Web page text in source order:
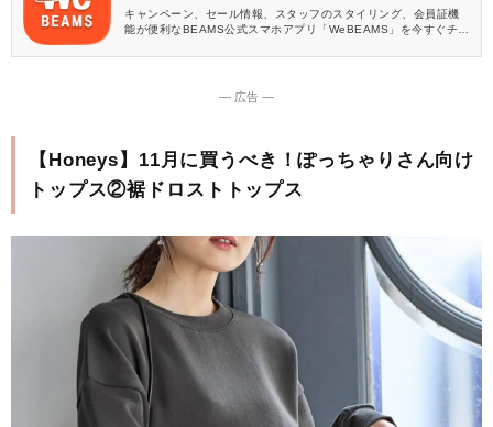
キャンペーン、セール情報、スタッフのスタイリング、会員証機
能が便利なBEAMS公式スマホアプリ「WeBEAMS」を今すぐチェ
― 広告 ―
【Honeys】11月に買うべき！ぽっちゃりさん向け
トップス②裾ドロストトップス